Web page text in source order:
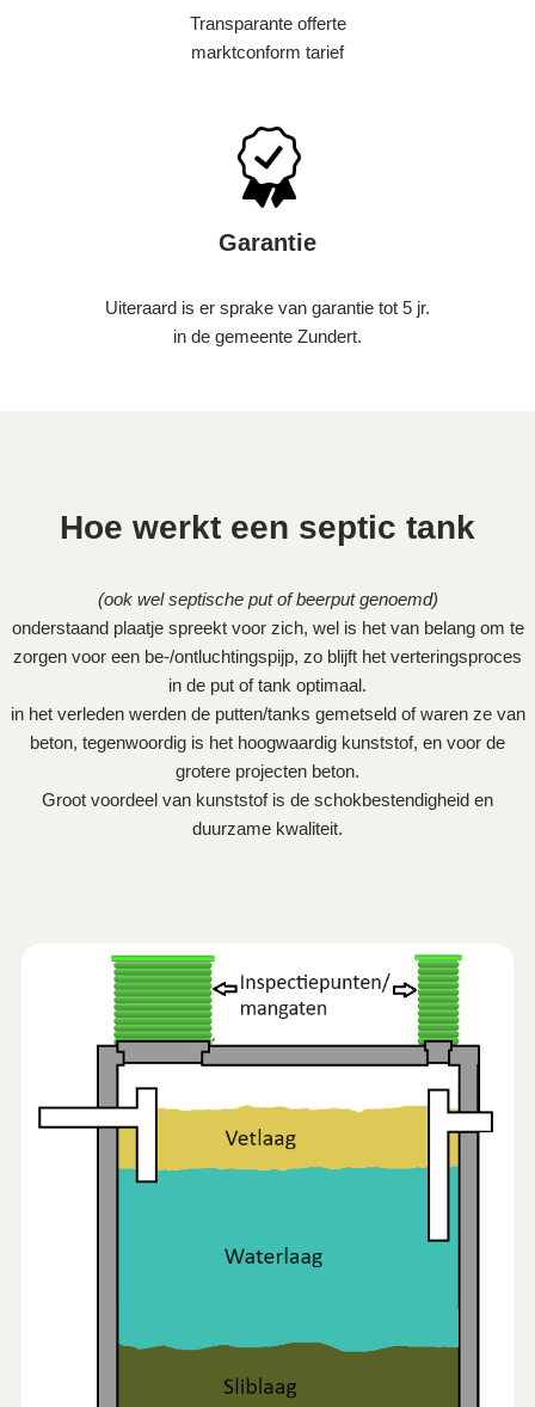
Transparante offerte
marktconform tarief
Garantie
Uiteraard is er sprake van garantie tot 5 jr.
in de gemeente Zundert.
Hoe werkt een septic tank
(ook wel septische put of beerput genoemd)
onderstaand plaatje spreekt voor zich, wel is het van belang om te
zorgen voor een be-/ontluchtingspijp, zo blijft het verteringsproces
in de put of tank optimaal.
in het verleden werden de putten/tanks gemetseld of waren ze van
beton, tegenwoordig is het hoogwaardig kunststof, en voor de
grotere projecten beton.
Groot voordeel van kunststof is de schokbestendigheid en
duurzame kwaliteit.